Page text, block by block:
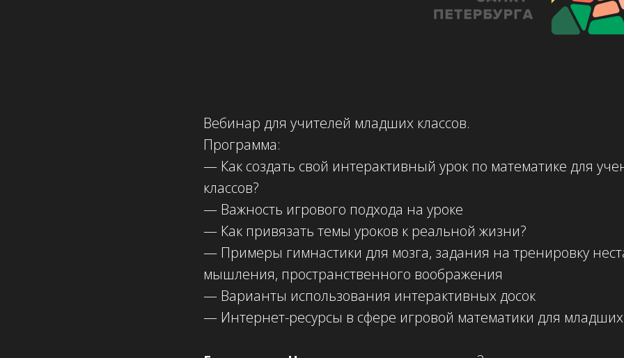
Вебинар для учителей младших классов.
Программа:
— Как создать свой интерактивный урок по математике для
классов?
— Важность игрового подхода на уроке
— Как привязать темы уроков к реальной жизни?
— Примеры гимнастики для мозга, задания на тренировку
мышления, пространственного воображения
— Варианты использования интерактивных досок
— Интернет-ресурсы в сфере игровой математики для